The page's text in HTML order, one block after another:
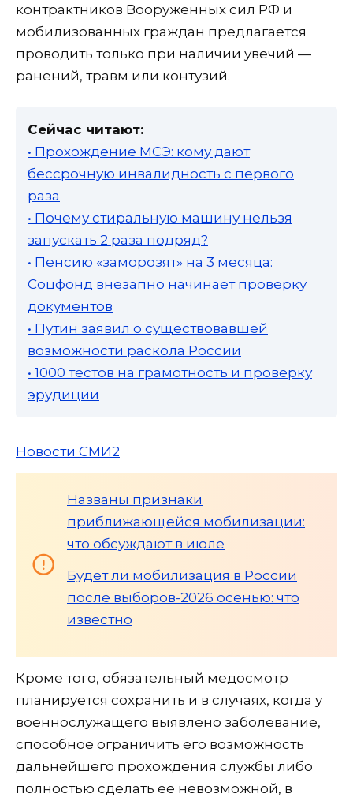
контрактников Вооруженных сил РФ и
мобилизованных граждан предлагается
проводить только при наличии увечий —
ранений, травм или контузий.
Сейчас читают:
• Прохождение МСЭ: кому дают
бессрочную инвалидность с первого
раза
• Почему стиральную машину нельзя
запускать 2 раза подряд?
• Пенсию «заморозят» на 3 месяца:
Соцфонд внезапно начинает проверку
документов
• Путин заявил о существовавшей
возможности раскола России
• 1000 тестов на грамотность и проверку
эрудиции
Новости СМИ2
Названы признаки
приближающейся мобилизации:
что обсуждают в июле
Будет ли мобилизация в России
после выборов-2026 осенью: что
известно
Кроме того, обязательный медосмотр
планируется сохранить и в случаях, когда у
военнослужащего выявлено заболевание,
способное ограничить его возможность
дальнейшего прохождения службы либо
полностью сделать ее невозможной, в